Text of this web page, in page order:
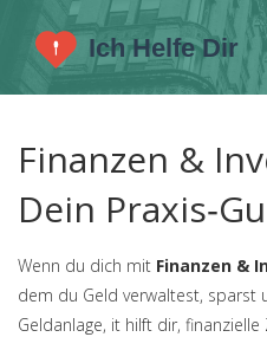
Finanzen &
Dein
Wenn du dich mit Finanzen &
dem du Geld verwaltest, sparst
Geldanlage, it hilft dir,